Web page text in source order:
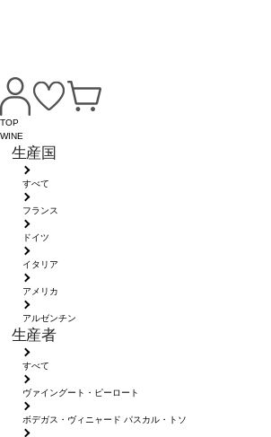
TOP
WINE
生産国
すべて
フランス
ドイツ
イタリア
アメリカ
アルゼンチン
生産者
すべて
ヴァイングート・ピーロート
ボデガス・ヴィニャード パスカル・トソ